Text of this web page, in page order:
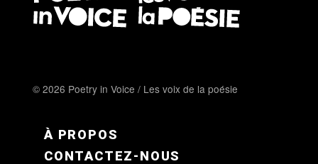
© 2026 Poetry in Voice / Les voix de la poésie
FOOTER MENU FR
À PROPOS
CONTACTEZ-NOUS